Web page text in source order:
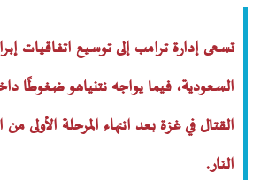
تسعى إدارة ترامب إلى توسيع اتفاقيات
السعودية، فيما يواجه نتنياهو ضغوطًا
القتال في غزة بعد انتهاء المرحلة الأولى
النار.